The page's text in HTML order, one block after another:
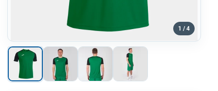
1 / 4